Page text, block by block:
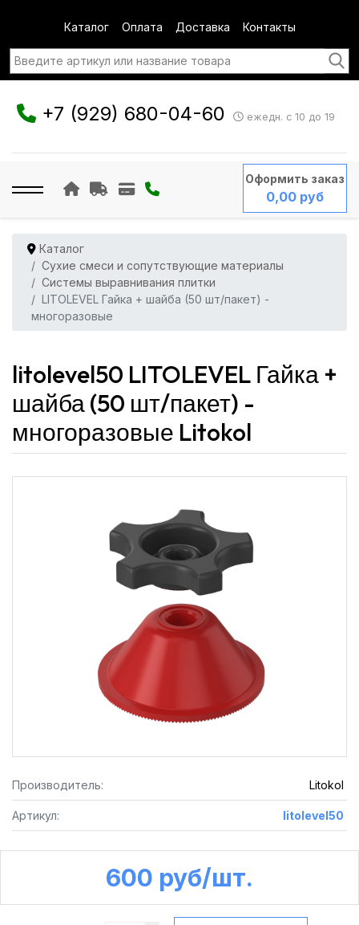
Каталог Оплата Доставка Контакты
+7 (929) 680-04-60 ежедн. с 10 до 19
Оформить заказ
0,00 руб
Каталог
Сухие смеси и сопутствующие материалы
Системы выравнивания плитки
LITOLEVEL Гайка + шайба (50 шт/пакет) -
многоразовые
litolevel50 LITOLEVEL Гайка +
шайба (50 шт/пакет) -
многоразовые Litokol
Производитель: Litokol
Артикул: litolevel50
600 руб /шт.